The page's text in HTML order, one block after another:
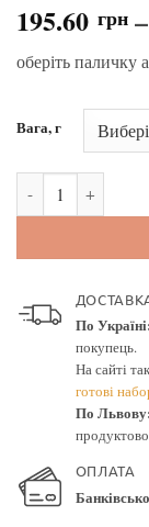
195.60 грн –
оберіть паличку
Вага, г
Ковбаса
По Україні:
покупець.
На сайті
готові
По Львову:
ОПЛАТА